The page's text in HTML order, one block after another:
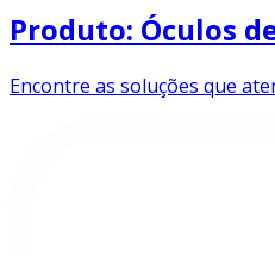
Produto: Óculos
Encontre as soluções que